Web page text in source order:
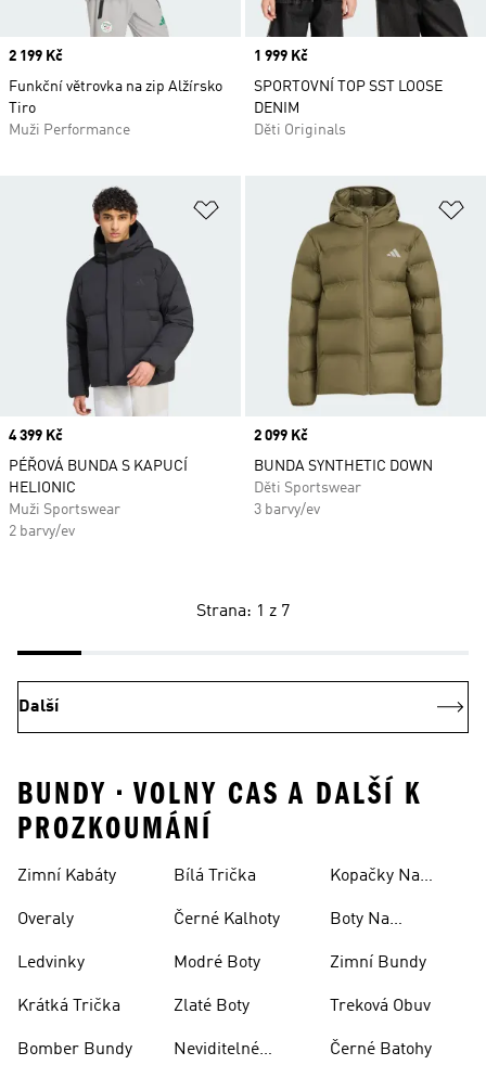
Price
2 199 Kč
Funkční větrovka na zip Alžírsko
Tiro
Muži Performance
Price
1 999 Kč
SPORTOVNÍ TOP SST LOOSE
DENIM
Děti Originals
Přidat do seznamu přání
Price
4 399 Kč
PÉŘOVÁ BUNDA S KAPUCÍ
HELIONIC
Muži Sportswear
2 barvy/ev
Price
2 099 Kč
BUNDA SYNTHETIC DOWN
Děti Sportswear
3 barvy/ev
Strana: 1 z 7
Další
BUNDY • VOLNY CAS A DALŠÍ K
PROZKOUMÁNÍ
Zimní Kabáty
Overaly
Ledvinky
Krátká Trička
Bomber Bundy
Bílá Trička
Černé Kalhoty
Modré Boty
Zlaté Boty
Neviditelné
Kopačky Na
Boty Na
Zimní Bundy
Treková Obuv
Černé Batohy